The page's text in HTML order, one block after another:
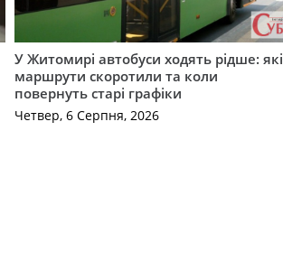
У Житомирі автобуси ходять рідше: які
маршрути скоротили та коли
повернуть старі графіки
Четвер, 6 Серпня, 2026